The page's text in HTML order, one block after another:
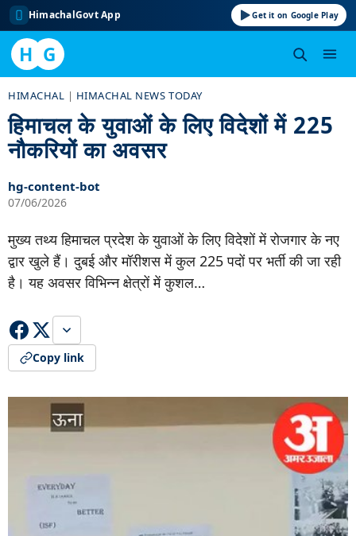
HimachalGovt App Get it on Google Play
H G
content
HIMACHAL | HIMACHAL NEWS TODAY
हिमाचल के युवाओं के लिए विदेशों में 225
नौकरियों का अवसर
hg-content-bot
07/06/2026
मुख्य तथ्य हिमाचल प्रदेश के युवाओं के लिए विदेशों में रोजगार के नए
द्वार खुले हैं। दुबई और मॉरीशस में कुल 225 पदों पर भर्ती की जा रही
है। यह अवसर विभिन्न क्षेत्रों में कुशल…
Copy link